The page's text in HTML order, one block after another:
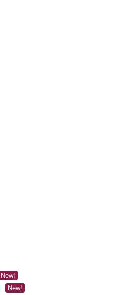
New!
New!